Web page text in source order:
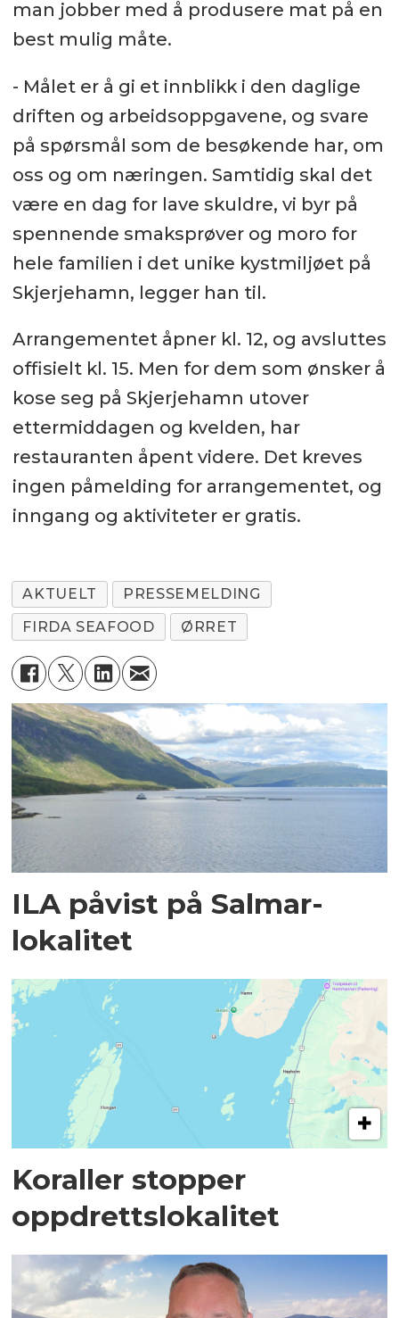
man jobber med å produsere mat på en
best mulig måte.
- Målet er å gi et innblikk i den daglige
driften og arbeidsoppgavene, og svare
på spørsmål som de besøkende har, om
oss og om næringen. Samtidig skal det
være en dag for lave skuldre, vi byr på
spennende smaksprøver og moro for
hele familien i det unike kystmiljøet på
Skjerjehamn, legger han til.
Arrangementet åpner kl. 12, og avsluttes
offisielt kl. 15. Men for dem som ønsker å
kose seg på Skjerjehamn utover
ettermiddagen og kvelden, har
restauranten åpent videre. Det kreves
ingen påmelding for arrangementet, og
inngang og aktiviteter er gratis.
AKTUELT
PRESSEMELDING
FIRDA SEAFOOD
ØRRET
ILA påvist på Salmar-
lokalitet
Koraller stopper
oppdrettslokalitet